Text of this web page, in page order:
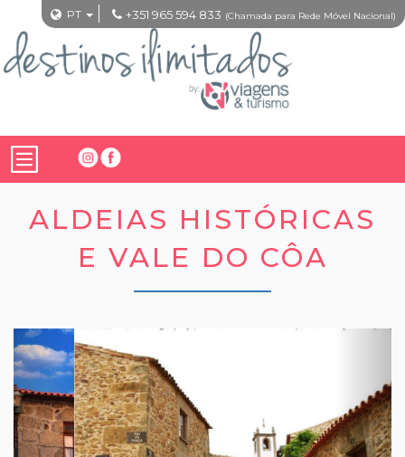
PT +351 965 594 833 (Chamada para Rede Móvel Nacional)
ALDEIAS HISTÓRICAS
E VALE DO CÔA
Previous